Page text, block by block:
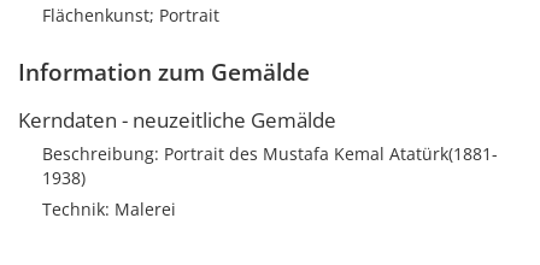
Flächenkunst; Portrait
Information zum Gemälde
Kerndaten - neuzeitliche Gemälde
Beschreibung: Portrait des Mustafa Kemal Atatürk(1881-
1938)
Technik: Malerei